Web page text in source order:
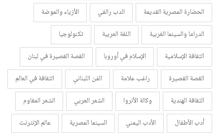
الحضارة المصرية القديمة
الدب رالفي
الأزياء والموضة
الدراما والسينما الغربية
اللغة العربية
تكنولوجيا
الثقافة الإسلامية
الإسلام في أوروبا
القصة القصيرة في لبنان
القصة القصيرة
راغب علامة الفن اللبناني
الثقافة في العالم
الثقافة الهندية
وكالة الأنروا الشعر العربي
الشعر المقاوم
أدب الأطفال
الأدب اليمني السينما المصرية
عالم الإنترنت